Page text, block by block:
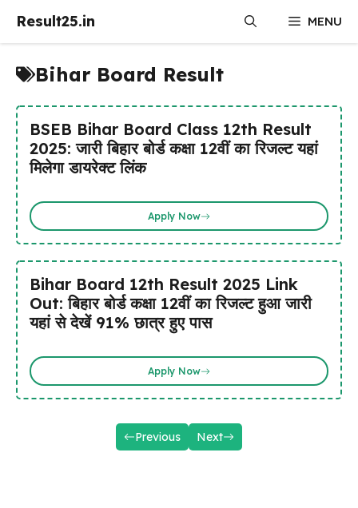
Result25.in MENU
Bihar Board Result
BSEB Bihar Board Class 12th Result
2025: जारी बिहार बोर्ड कक्षा 12वीं का रिजल्ट यहां
मिलेगा डायरेक्ट लिंक
Apply Now
Bihar Board 12th Result 2025 Link
Out: बिहार बोर्ड कक्षा 12वीं का रिजल्ट हुआ जारी
यहां से देखें 91% छात्र हुए पास
Apply Now
Previous Next